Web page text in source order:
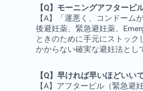
【Q】モーニングアフターピ
【A】「運悪く、コンドー
後避妊薬、緊急避妊薬、
ときのために手元にストッ
かからない確実な避妊法とし
【Q】早ければ早いほどいい
【A】アフターピル（緊急